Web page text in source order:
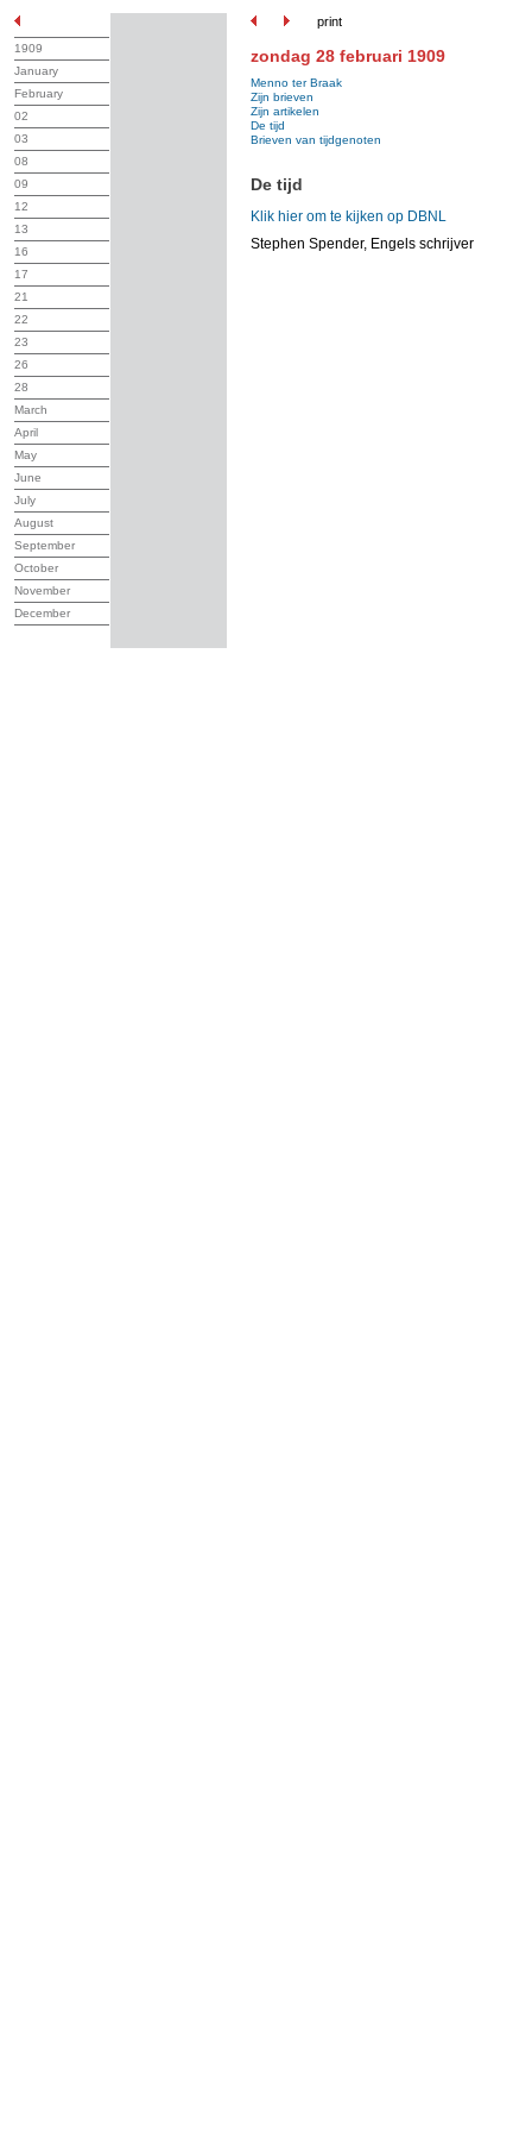
print
1909
January
February
02
03
08
09
12
13
16
17
21
22
23
26
28
March
April
May
June
July
August
September
October
November
December
zondag 28 februari 1909
Menno ter Braak
Zijn brieven
Zijn artikelen
De tijd
Brieven van tijdgenoten
De tijd
Klik hier om te kijken op DBNL
Stephen Spender, Engels schrijver